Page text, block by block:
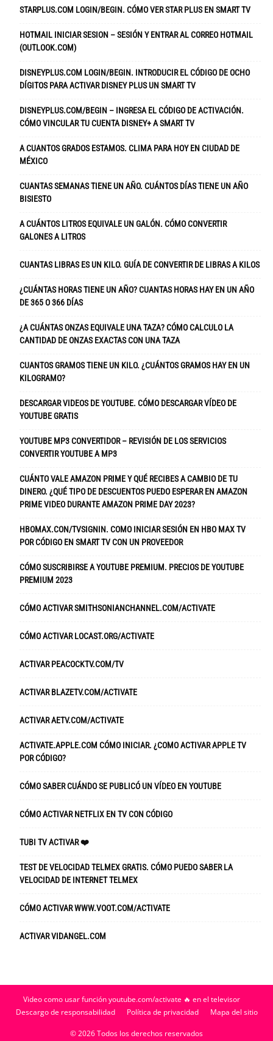
STARPLUS.COM LOGIN/BEGIN. CÓMO VER STAR PLUS EN SMART TV
HOTMAIL INICIAR SESION – SESIÓN Y ENTRAR AL CORREO HOTMAIL
(OUTLOOK.COM)
DISNEYPLUS.COM LOGIN/BEGIN. INTRODUCIR EL CÓDIGO DE OCHO
DÍGITOS PARA ACTIVAR DISNEY PLUS UN SMART TV
DISNEYPLUS.COM/BEGIN – INGRESA EL CÓDIGO DE ACTIVACIÓN.
CÓMO VINCULAR TU CUENTA DISNEY+ A SMART TV
A CUANTOS GRADOS ESTAMOS. CLIMA PARA HOY EN CIUDAD DE
MÉXICO
CUANTAS SEMANAS TIENE UN AÑO. CUÁNTOS DÍAS TIENE UN AÑO
BISIESTO
A CUÁNTOS LITROS EQUIVALE UN GALÓN. CÓMO CONVERTIR
GALONES A LITROS
CUANTAS LIBRAS ES UN KILO. GUÍA DE CONVERTIR DE LIBRAS A KILOS
¿CUÁNTAS HORAS TIENE UN AÑO? CUANTAS HORAS HAY EN UN AÑO
DE 365 O 366 DÍAS
¿A CUÁNTAS ONZAS EQUIVALE UNA TAZA? CÓMO CALCULO LA
CANTIDAD DE ONZAS EXACTAS CON UNA TAZA
CUANTOS GRAMOS TIENE UN KILO. ¿CUÁNTOS GRAMOS HAY EN UN
KILOGRAMO?
DESCARGAR VIDEOS DE YOUTUBE. CÓMO DESCARGAR VÍDEO DE
YOUTUBE GRATIS
YOUTUBE MP3 CONVERTIDOR – REVISIÓN DE LOS SERVICIOS
CONVERTIR YOUTUBE A MP3
CUÁNTO VALE AMAZON PRIME Y QUÉ RECIBES A CAMBIO DE TU
DINERO. ¿QUÉ TIPO DE DESCUENTOS PUEDO ESPERAR EN AMAZON
PRIME VIDEO DURANTE AMAZON PRIME DAY 2023?
HBOMAX.CON/TVSIGNIN. COMO INICIAR SESIÓN EN HBO MAX TV
POR CÓDIGO EN SMART TV CON UN PROVEEDOR
CÓMO SUSCRIBIRSE A YOUTUBE PREMIUM. PRECIOS DE YOUTUBE
PREMIUM 2023
CÓMO ACTIVAR SMITHSONIANCHANNEL.COM/ACTIVATE
CÓMO ACTIVAR LOCAST.ORG/ACTIVATE
ACTIVAR PEACOCKTV.COM/TV
ACTIVAR BLAZETV.COM/ACTIVATE
ACTIVAR AETV.COM/ACTIVATE
ACTIVATE.APPLE.COM CÓMO INICIAR. ¿COMO ACTIVAR APPLE TV
POR CÓDIGO?
CÓMO SABER CUÁNDO SE PUBLICÓ UN VÍDEO EN YOUTUBE
CÓMO ACTIVAR NETFLIX EN TV CON CÓDIGO
TUBI TV ACTIVAR ❤️
TEST DE VELOCIDAD TELMEX GRATIS. CÓMO PUEDO SABER LA
VELOCIDAD DE INTERNET TELMEX
CÓMO ACTIVAR WWW.VOOT.COM/ACTIVATE
ACTIVAR VIDANGEL.COM
Video como usar función youtube.com/activate 🔥 en el televisor
Descargo de responsabilidad
Política de privacidad Mapa del sitio
© 2026 Todos los derechos reservados